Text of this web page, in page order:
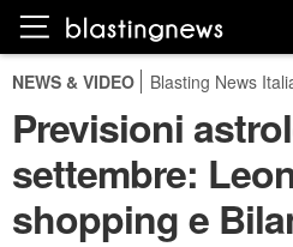
NEWS & VIDEO Blasting News
Previsioni
settembre:
shopping e